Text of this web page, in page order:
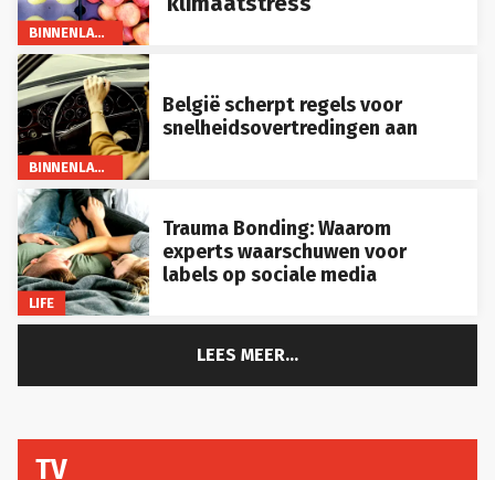
BINNENLAND
BINNENLAND
België scherpt regels voor
snelheidsovertredingen aan
LIFE
Trauma Bonding: Waarom
experts waarschuwen voor
labels op sociale media
LEES MEER...
TV